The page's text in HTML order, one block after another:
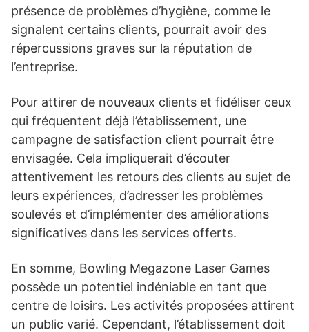
présence de problèmes d’hygiène, comme le
signalent certains clients, pourrait avoir des
répercussions graves sur la réputation de
l’entreprise.
Pour attirer de nouveaux clients et fidéliser ceux
qui fréquentent déjà l’établissement, une
campagne de satisfaction client pourrait être
envisagée. Cela impliquerait d’écouter
attentivement les retours des clients au sujet de
leurs expériences, d’adresser les problèmes
soulevés et d’implémenter des améliorations
significatives dans les services offerts.
En somme, Bowling Megazone Laser Games
possède un potentiel indéniable en tant que
centre de loisirs. Les activités proposées attirent
un public varié. Cependant, l’établissement doit